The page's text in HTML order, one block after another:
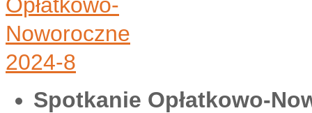
Spotkanie Opłatkowo-